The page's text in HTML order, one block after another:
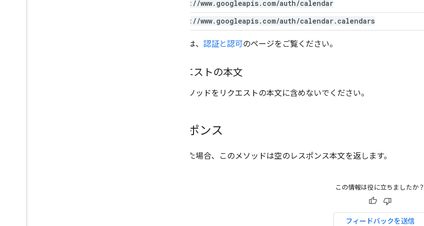
https: //www. googleapis. com/auth/calendar
https: //www. googleapis. com/auth/calendar. calendars
詳しくは、 認証と認可のページをご覧ください。
リクエストの本文
このメソッドをリクエストの本文に含めないでください。
レスポンス
成功した場合、このメソッドは空のレスポンス本文を返します。
この情報は役に立ちましたか？
フィードバックを送信